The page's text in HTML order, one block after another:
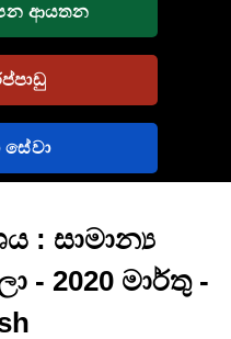
ආයතන
: සාමාන්‍ය
- 2020 මාර්තු -